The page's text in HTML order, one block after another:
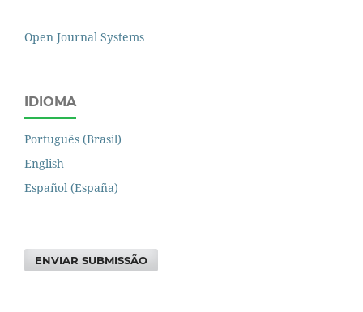
Open Journal Systems
IDIOMA
Português (Brasil)
English
Español (España)
ENVIAR SUBMISSÃO